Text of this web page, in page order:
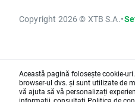
Copyright 2026 © XTB S.A.•
Această pagină folosește cookie-
browser-ul dvs. și sunt utilizate de
vă ajuta să vă personalizați